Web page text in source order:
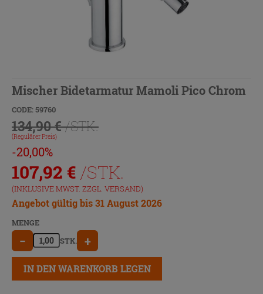
Mischer Bidetarmatur Mamoli Pico Chrom
CODE: 59760
134,90 €/STK.
(Regulärer Preis)
-20,00%
107,92 € /STK.
(INKLUSIVE MWST. ZZGL. VERSAND)
Angebot gültig bis 31 August 2026
MENGE
− STK. +
IN DEN WARENKORB LEGEN